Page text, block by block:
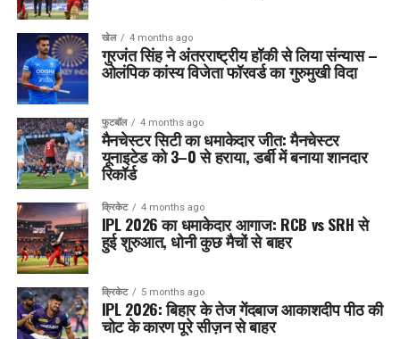
खेल 4 months ago
गुरजंत सिंह ने अंतरराष्ट्रीय हॉकी से लिया संन्यास –
ओलंपिक कांस्य विजेता फॉरवर्ड का गुरुमुखी विदा
फुटबॉल 4 months ago
मैनचेस्टर सिटी का धमाकेदार जीत: मैनचेस्टर
यूनाइटेड को 3–0 से हराया, डर्बी में बनाया शानदार
रिकॉर्ड
क्रिकेट 4 months ago
IPL 2026 का धमाकेदार आगाज: RCB vs SRH से
हुई शुरुआत, धोनी कुछ मैचों से बाहर
क्रिकेट 5 months ago
IPL 2026: बिहार के तेज गेंदबाज आकाशदीप पीठ की
चोट के कारण पूरे सीज़न से बाहर